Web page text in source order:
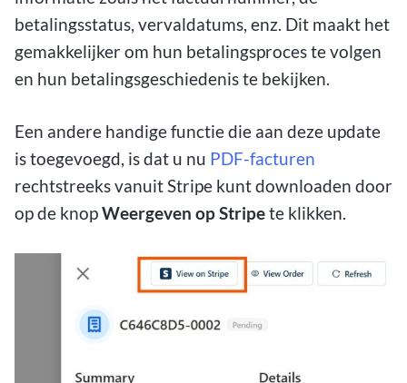
betalingsstatus, vervaldatums, enz. Dit maakt het
gemakkelijker om hun betalingsproces te volgen
en hun betalingsgeschiedenis te bekijken.
Een andere handige functie die aan deze update
is toegevoegd, is dat u nu PDF-facturen
rechtstreeks vanuit Stripe kunt downloaden door
op de knopWeergeven op Stripete klikken.